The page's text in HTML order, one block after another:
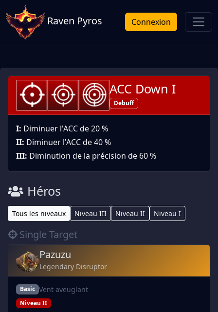
Raven Pyros Connexion
ACC Down I
Debuff
I: Diminuer l'ACC de 20 %
II: Diminuer l'ACC de 40 %
III: Diminution de la précision de 60 %
Héros
Tous les niveaux Niveau III Niveau II Niveau I
Single Target
Pazuzu
Legendary Disruptor
Basic Vent aveuglant
Niveau II